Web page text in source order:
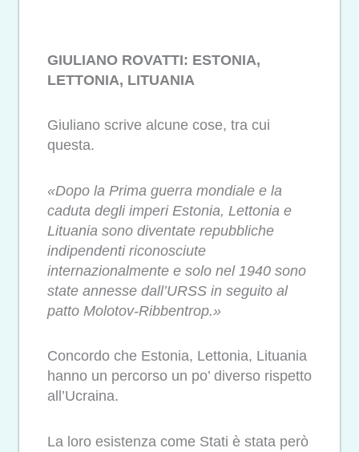
GIULIANO ROVATTI: ESTONIA,
LETTONIA, LITUANIA
Giuliano scrive alcune cose, tra cui
questa.
«Dopo la Prima guerra mondiale e la
caduta degli imperi Estonia, Lettonia e
Lituania sono diventate repubbliche
indipendenti riconosciute
internazionalmente e solo nel 1940 sono
state annesse dall’URSS in seguito al
patto Molotov-Ribbentrop.»
Concordo che Estonia, Lettonia, Lituania
hanno un percorso un po’ diverso rispetto
all’Ucraina.
La loro esistenza come Stati è stata però